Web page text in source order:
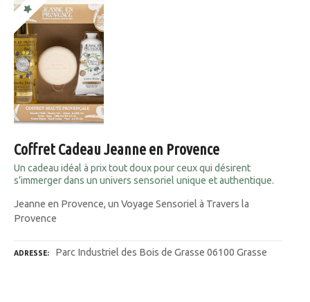
Coffret Cadeau Jeanne en Provence
Un cadeau idéal à prix tout doux pour ceux qui désirent
s’immerger dans un univers sensoriel unique et authentique.
Jeanne en Provence, un Voyage Sensoriel à Travers la
Provence
ADRESSE Parc Industriel des Bois de Grasse 06100 Grasse